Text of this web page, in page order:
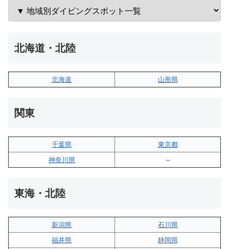
北海道・北陸
北海道 山形県
関東
千葉県
東京都
神奈川県
–
東海・北陸
新潟県
石川県
福井県
静岡県